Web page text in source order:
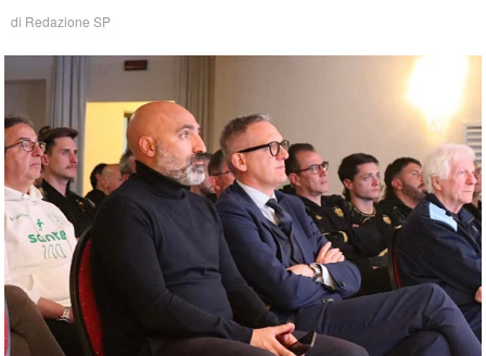
di Redazione SP